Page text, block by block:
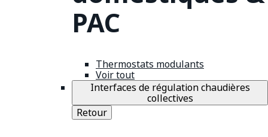
PAC
Thermostats modulants
Voir tout
Interfaces de régulation chaudières
collectives
Retour